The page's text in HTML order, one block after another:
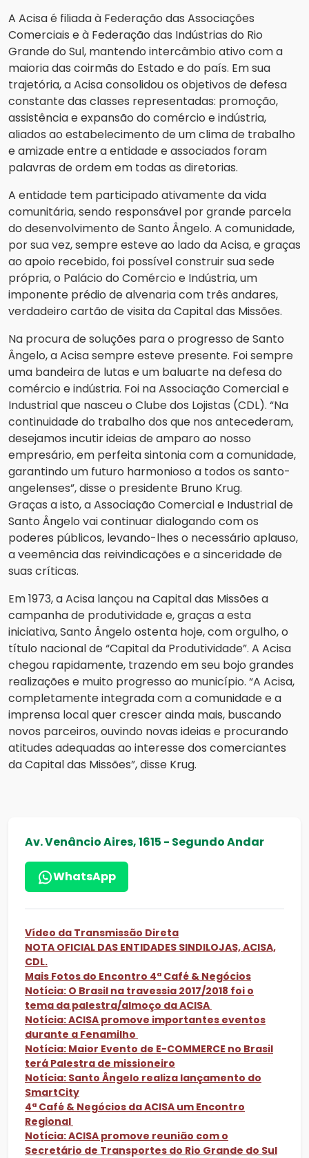
A Acisa é filiada à Federação das Associações
Comerciais e à Federação das Indústrias do Rio
Grande do Sul, mantendo intercâmbio ativo com a
maioria das coirmãs do Estado e do país. Em sua
trajetória, a Acisa consolidou os objetivos de defesa
constante das classes representadas: promoção,
assistência e expansão do comércio e indústria,
aliados ao estabelecimento de um clima de trabalho
e amizade entre a entidade e associados foram
palavras de ordem em todas as diretorias.
A entidade tem participado ativamente da vida
comunitária, sendo responsável por grande parcela
do desenvolvimento de Santo Ângelo. A comunidade,
por sua vez, sempre esteve ao lado da Acisa, e graças
ao apoio recebido, foi possível construir sua sede
própria, o Palácio do Comércio e Indústria, um
imponente prédio de alvenaria com três andares,
verdadeiro cartão de visita da Capital das Missões.
Na procura de soluções para o progresso de Santo
Ângelo, a Acisa sempre esteve presente. Foi sempre
uma bandeira de lutas e um baluarte na defesa do
comércio e indústria. Foi na Associação Comercial e
Industrial que nasceu o Clube dos Lojistas (CDL). “Na
continuidade do trabalho dos que nos antecederam,
desejamos incutir ideias de amparo ao nosso
empresário, em perfeita sintonia com a comunidade,
garantindo um futuro harmonioso a todos os santo-
angelenses”, disse o presidente Bruno Krug.
Graças a isto, a Associação Comercial e Industrial de
Santo Ângelo vai continuar dialogando com os
poderes públicos, levando-lhes o necessário aplauso,
a veemência das reivindicações e a sinceridade de
suas críticas.
Em 1973, a Acisa lançou na Capital das Missões a
campanha de produtividade e, graças a esta
iniciativa, Santo Ângelo ostenta hoje, com orgulho, o
título nacional de “Capital da Produtividade”. A Acisa
chegou rapidamente, trazendo em seu bojo grandes
realizações e muito progresso ao município. “A Acisa,
completamente integrada com a comunidade e a
imprensa local quer crescer ainda mais, buscando
novos parceiros, ouvindo novas ideias e procurando
atitudes adequadas ao interesse dos comerciantes
da Capital das Missões”, disse Krug.
Av. Venâncio Aires, 1615 - Segundo Andar
WhatsApp
Vídeo da Transmissão Direta
NOTA OFICIAL DAS ENTIDADES SINDILOJAS, ACISA,
CDL.
Mais Fotos do Encontro 4ª Café & Negócios
Notícia: O Brasil na travessia 2017/2018 foi o
tema da palestra/almoço da ACISA
Notícia: ACISA promove importantes eventos
durante a Fenamilho
Notícia: Maior Evento de E-COMMERCE no Brasil
terá Palestra de missioneiro
Notícia: Santo Ângelo realiza lançamento do
SmartCity
4ª Café & Negócios da ACISA um Encontro
Regional
Notícia: ACISA promove reunião com o
Secretário de Transportes do Rio Grande do Sul